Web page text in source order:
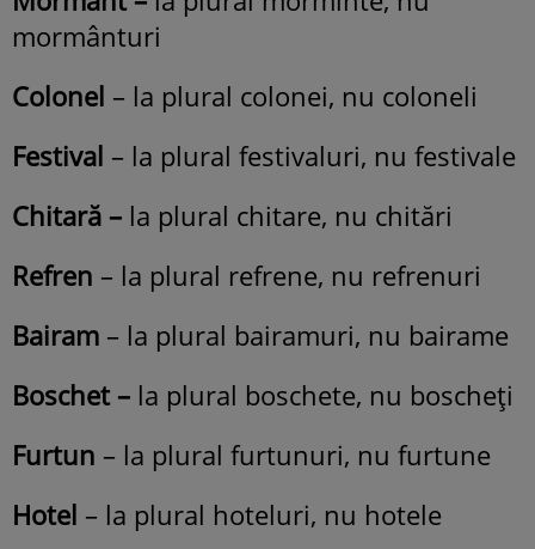
mormânturi
Colonel – la plural colonei, nu coloneli
Festival – la plural festivaluri, nu festivale
Chitară – la plural chitare, nu chitări
Refren – la plural refrene, nu refrenuri
Bairam – la plural bairamuri, nu bairame
Boschet – la plural boschete, nu boscheţi
Furtun – la plural furtunuri, nu furtune
Hotel – la plural hoteluri, nu hotele